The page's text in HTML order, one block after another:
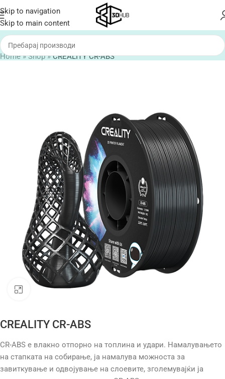
Skip to navigation
Skip to main content
Home»Shop»CREALITY CR-ABS
Click to enlarge
CREALITY CR-ABS
CR-ABS е влакно отпорно на топлина и удари. Намалувањето
на стапката на собирање, ја намалува можноста за
завиткување и одвојување на слоевите, зголемувајќи ја